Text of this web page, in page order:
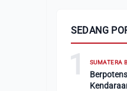
SEDANG
1 SUMATERA